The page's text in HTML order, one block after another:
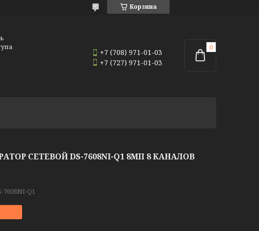
Корзина
+7 (708) 971-01-03
+7 (727) 971-01-03
СЕТЕВОЙ DS-7608NI-Q1 8МП 8 КАНАЛОВ
7608NI-Q1